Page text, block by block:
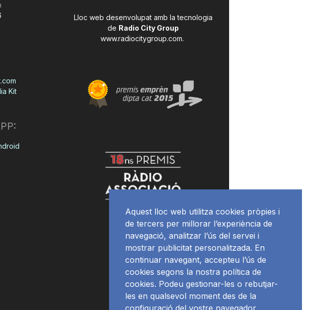
Kit
Lloc web desenvolupat amb la tecnologia
de Radio City Group
www.radiocitygroup.com.
Aquest lloc web utilitza cookies pròpies i
de tercers per millorar l’experiència de
navegació, analitzar l’ús del servei i
mostrar publicitat personalitzada. En
continuar navegant, accepteu l’ús de
cookies segons la nostra política de
cookies. Podeu gestionar-les o rebutjar-
les en qualsevol moment des de la